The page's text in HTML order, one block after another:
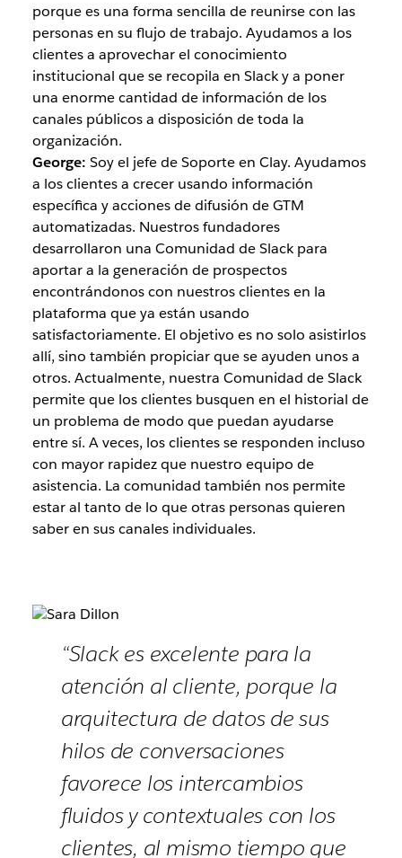
porque es una forma sencilla de reunirse con las
personas en su flujo de trabajo. Ayudamos a los
clientes a aprovechar el conocimiento
institucional que se recopila en Slack y a poner
una enorme cantidad de información de los
canales públicos a disposición de toda la
organización.
George: Soy el jefe de Soporte en Clay. Ayudamos
a los clientes a crecer usando información
específica y acciones de difusión de GTM
automatizadas. Nuestros fundadores
desarrollaron una Comunidad de Slack para
aportar a la generación de prospectos
encontrándonos con nuestros clientes en la
plataforma que ya están usando
satisfactoriamente. El objetivo es no solo asistirlos
allí, sino también propiciar que se ayuden unos a
otros. Actualmente, nuestra Comunidad de Slack
permite que los clientes busquen en el historial de
un problema de modo que puedan ayudarse
entre sí. A veces, los clientes se responden incluso
con mayor rapidez que nuestro equipo de
asistencia. La comunidad también nos permite
estar al tanto de lo que otras personas quieren
saber en sus canales individuales.
“Slack es excelente para la
atención al cliente, porque la
arquitectura de datos de sus
hilos de conversaciones
favorece los intercambios
fluidos y contextuales con los
clientes, al mismo tiempo que